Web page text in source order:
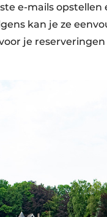
e-mails opstellen
kan je ze
je reserveringen